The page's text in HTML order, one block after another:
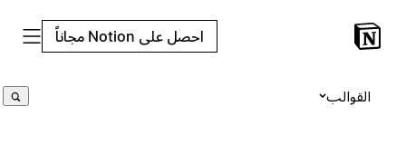
احصل على Notion مجاناً
القوالب